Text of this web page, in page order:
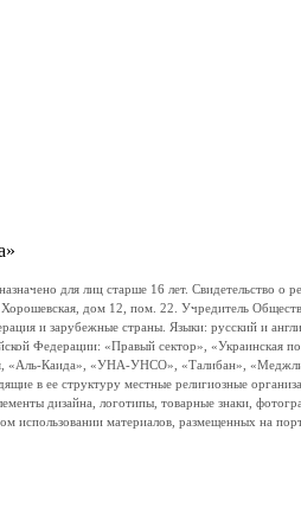
для лиц старше 16 лет. Свидетельство
дом 12, пом. 22. Учредитель
и зарубежные страны. Языки: русский и
Федерации: «Правый сектор»,
Каида», «УНА-УНСО», «Талибан»,
в ее структуру местные религиозные
дизайна, логотипы, товарные знаки,
материалов, размещенных на